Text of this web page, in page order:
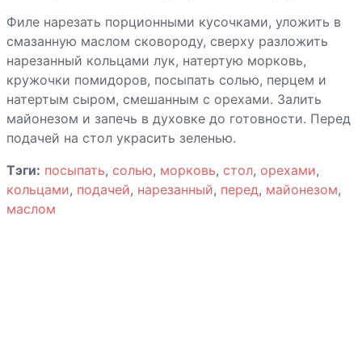
Филе нарезать порционными кусочками, уложить в
смазанную маслом сковороду, сверху разложить
нарезанный кольцами лук, натертую морковь,
кружочки помидоров, посыпать солью, перцем и
натертым сыром, смешанным с орехами. Залить
майонезом и запечь в духовке до готовности. Перед
подачей на стол украсить зеленью.
Тэги: посыпать, солью, морковь, стол, орехами,
кольцами, подачей, нарезанный, перед, майонезом,
маслом